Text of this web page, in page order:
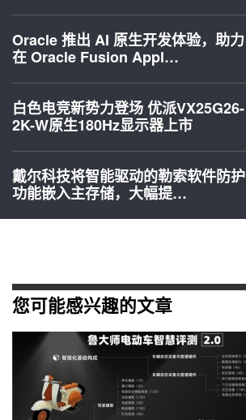
Oracle 推出 AI 原生开发体验，助力
在 Oracle Fusion Appl…
白色电竞新势力登场 优派VX25G26-
2K-W原生180Hz显示器上市
戴尔科技将智能驱动的勒索软件防护
功能嵌入主存储，大幅提…
您可能感兴趣的文章